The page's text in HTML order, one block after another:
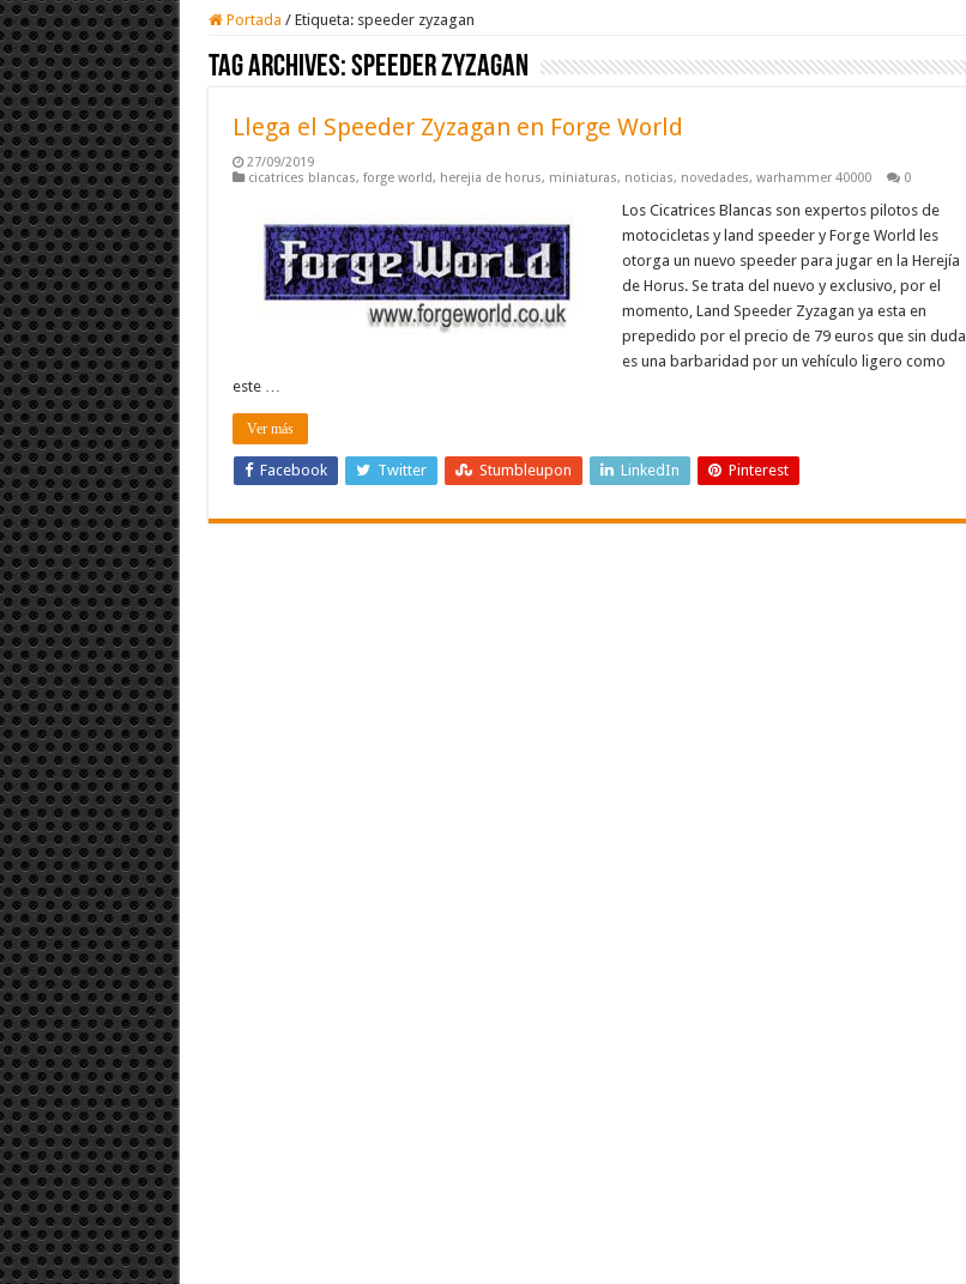
Portada / Etiqueta: speeder zyzagan
Tag Archives:speeder zyzagan
Llega el Speeder Zyzagan en Forge World
27/09/2019
cicatrices blancas, forge world, herejia de horus, miniaturas, noticias, novedades, warhammer 40000 0
Los Cicatrices Blancas son expertos pilotos de
motocicletas y land speeder y Forge World les
otorga un nuevo speeder para jugar en la Herejía
de Horus. Se trata del nuevo y exclusivo, por el
momento, Land Speeder Zyzagan ya esta en
prepedido por el precio de 79 euros que sin duda
es una barbaridad por un vehículo ligero como
este …
Ver más
Facebook Twitter Stumbleupon LinkedIn Pinterest